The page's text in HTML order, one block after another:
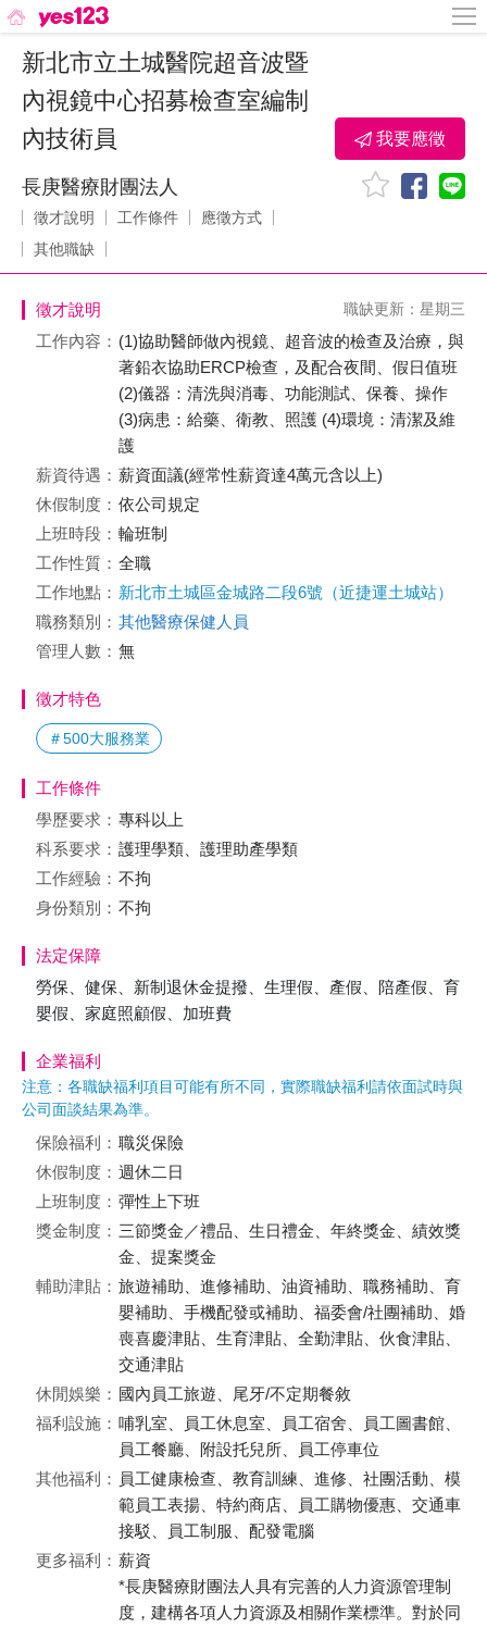
新北市立土城醫院超音波暨
內視鏡中心招募檢查室編制
內技術員
長庚醫療財團法人
徵才說明 工作條件
應徵方式
其他職缺
我要應徵
徵才說明 職缺更新：星期三
工作內容： (1)協助醫師做內視鏡、超音波的檢查及治療，與
著鉛衣協助ERCP檢查，及配合夜間、假日值班
(2)儀器：清洗與消毒、功能測試、保養、操作
(3)病患：給藥、衛教、照護 (4)環境：清潔及維
護
薪資待遇： 薪資面議(經常性薪資達4萬元含以上)
休假制度： 依公司規定
上班時段： 輪班制
工作性質： 全職
工作地點： 新北市土城區金城路二段6號（近捷運土城站）
職務類別： 其他醫療保健人員
管理人數： 無
徵才特色
＃500大服務業
工作條件
學歷要求： 專科以上
科系要求： 護理學類、護理助產學類
工作經驗： 不拘
身份類別： 不拘
法定保障
勞保、健保、新制退休金提撥、生理假、產假、陪產假、育
嬰假、家庭照顧假、加班費
企業福利
注意：各職缺福利項目可能有所不同，實際職缺福利請依面試時與
公司面談結果為準。
保險福利： 職災保險
休假制度： 週休二日
上班制度： 彈性上下班
獎金制度： 三節獎金／禮品、生日禮金、年終獎金、績效獎
金、提案獎金
輔助津貼： 旅遊補助、進修補助、油資補助、職務補助、育
嬰補助、手機配發或補助、福委會/社團補助、婚
喪喜慶津貼、生育津貼、全勤津貼、伙食津貼、
交通津貼
休閒娛樂： 國內員工旅遊、尾牙/不定期餐敘
福利設施： 哺乳室、員工休息室、員工宿舍、員工圖書館、
員工餐廳、附設托兒所、員工停車位
其他福利： 員工健康檢查、教育訓練、進修、社團活動、模
範員工表揚、特約商店、員工購物優惠、交通車
接駁、員工制服、配發電腦
更多福利： 薪資
*長庚醫療財團法人具有完善的人力資源管理制
度，建構各項人力資源及相關作業標準。對於同